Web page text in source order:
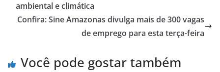
ambiental e climática
Confira: Sine Amazonas divulga mais de 300 vagas
de emprego para esta terça-feira
Você pode gostar também